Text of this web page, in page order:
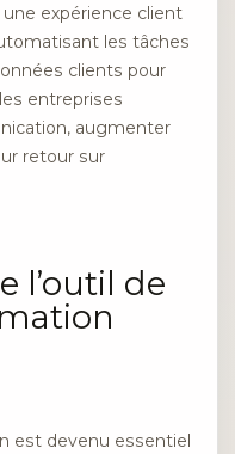
expérience client
les tâches
clients pour
entreprises
augmenter
retour sur
l’outil de
est devenu essentiel